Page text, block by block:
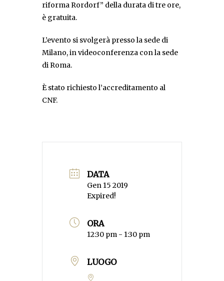
riforma Rordorf” della durata di tre ore,
è gratuita.
L’evento si svolgerà presso la sede di
Milano, in videoconferenza con la sede
di Roma.
È stato richiesto l’accreditamento al
CNF.
DATA
Gen 15 2019
Expired!
ORA
12:30 pm - 1:30 pm
LUOGO